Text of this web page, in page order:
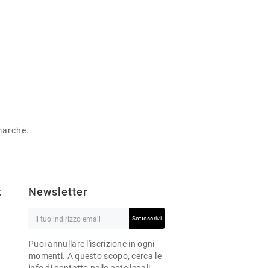
Newsletter
Sottoscrivi
Puoi annullare l'iscrizione in ogni
momenti. A questo scopo, cerca le